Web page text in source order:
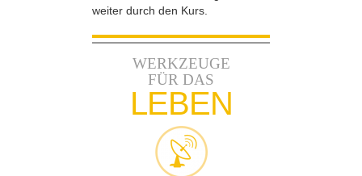
weiter durch den Kurs.
WERKZEUGE
FÜR DAS
LEBEN